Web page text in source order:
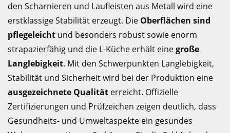
den Scharnieren und Laufleisten aus Metall wird eine
erstklassige Stabilität erzeugt. Die Oberflächen sind
pflegeleicht und besonders robust sowie enorm
strapazierfähig und die L-Küche erhält einegroße
Langlebigkeit. Mit den Schwerpunkten Langlebigkeit,
Stabilität und Sicherheit wird bei der Produktion eine
ausgezeichnete Qualität erreicht. Offizielle
Zertifizierungen und Prüfzeichen zeigen deutlich, dass
Gesundheits- und Umweltaspekte ein gesundes